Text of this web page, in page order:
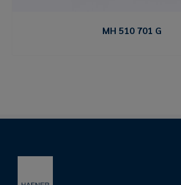
MH 510 701 G